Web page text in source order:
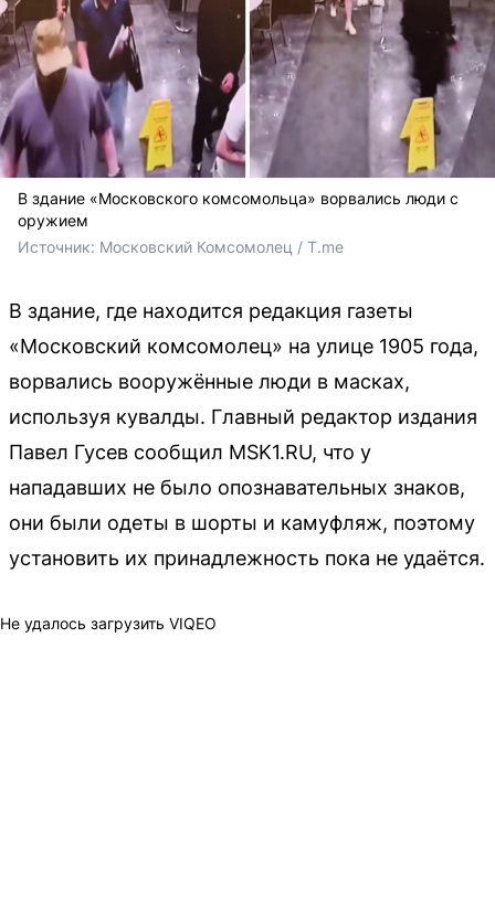
В здание «Московского комсомольца» ворвались люди с
оружием
Источник: Московский Комсомолец / T.me
В здание, где находится редакция газеты
«Московский комсомолец» на улице 1905 года,
ворвались вооружённые люди в масках,
используя кувалды. Главный редактор издания
Павел Гусев сообщил MSK1.RU, что у
нападавших не было опознавательных знаков,
они были одеты в шорты и камуфляж, поэтому
установить их принадлежность пока не удаётся.
Не удалось загрузить VIQEO